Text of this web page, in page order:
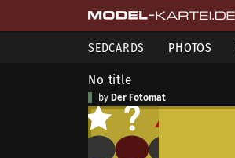
SEDCARDS PHOTOS
No title
by Der Fotomat